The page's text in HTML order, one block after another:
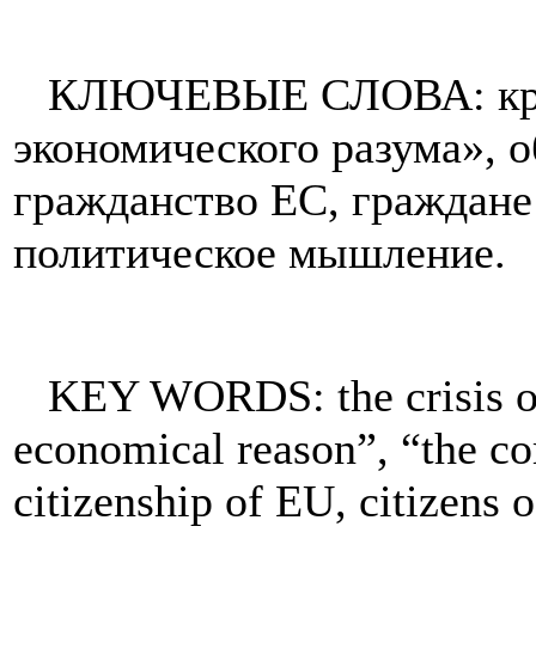
КЛЮЧЕВЫЕ СЛОВА:
экономического разума»,
гражданство ЕС,
политическое мышление.
KEY WORDS: the crisis
economical reason”, “the
citizenship of EU, citizens